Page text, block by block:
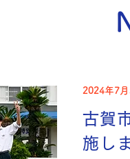
2024年7月
古賀
施し